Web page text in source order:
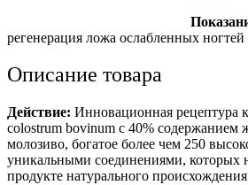
регенерация ложа ослабленных
Описание товара
Действие: Инновационная рецептура
colostrum bovinum c 40% содержанием
молозиво, богатое более чем 250
уникальными соединениями, которых
продукте натурального